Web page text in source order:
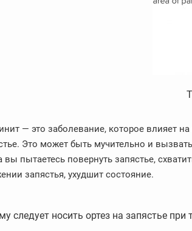
— это заболевание, которое влияет
Это может быть мучительно и
вы пытаетесь повернуть запястье,
запястья, ухудшит состояние.
следует носить ортез на запястье при